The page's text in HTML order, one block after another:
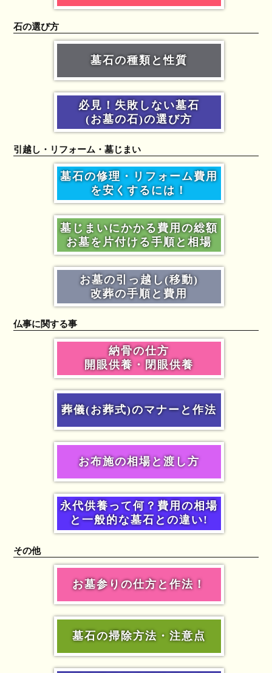
石の選び方
墓石の種類と性質
必見！失敗しない墓石
(お墓の石)の選び方
引越し・リフォーム・墓じまい
墓石の修理・リフォーム費用
を安くするには！
墓じまいにかかる費用の総額
お墓を片付ける手順と相場
お墓の引っ越し(移動)
改葬の手順と費用
仏事に関する事
納骨の仕方
開眼供養・閉眼供養
葬儀(お葬式)のマナーと作法
お布施の相場と渡し方
永代供養って何？費用の相場
と一般的な墓石との違い!
その他
お墓参りの仕方と作法！
墓石の掃除方法・注意点